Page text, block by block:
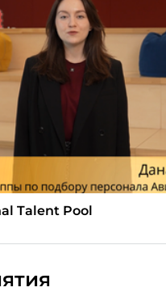
Talent Pool